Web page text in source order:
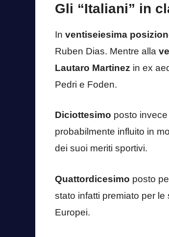
Gli “Italiani” in
In ventiseiesima
Ruben Dias. Mentre alla
Lautaro Martinez in ex
Pedri e Foden.
Diciottesimo posto
probabilmente influito in
dei suoi meriti sportivi.
Quattordicesimo posto
stato infatti premiato per
Europei.